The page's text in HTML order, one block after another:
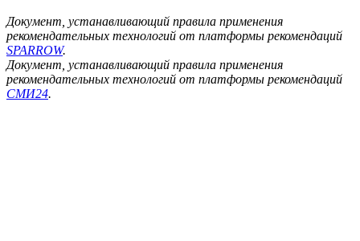
Документ, устанавливающий правила применения
рекомендательных технологий от платформы рекомендаций
SPARROW.
Документ, устанавливающий правила применения
рекомендательных технологий от платформы рекомендаций
СМИ24.